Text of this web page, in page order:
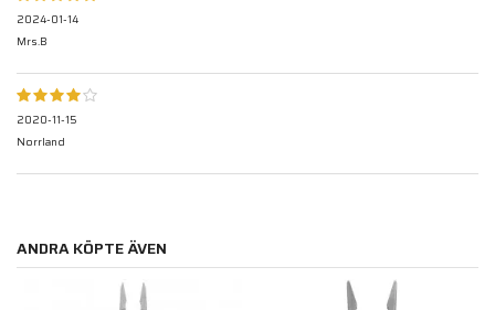
2024-01-14
Mrs.B
2020-11-15
Norrland
ANDRA KÖPTE ÄVEN